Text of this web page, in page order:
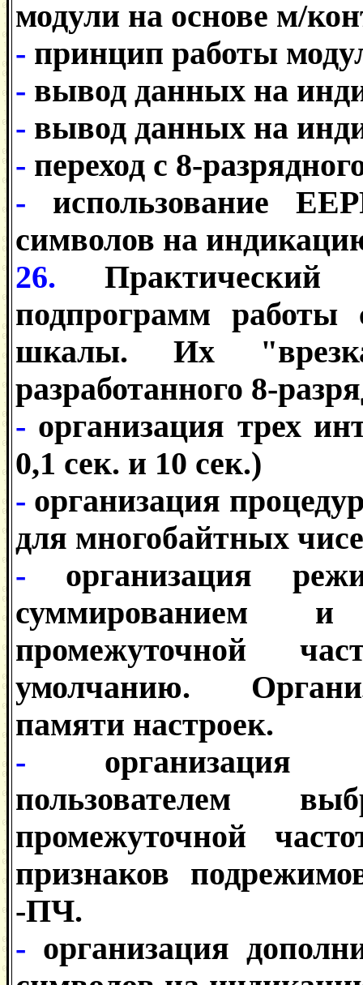
модули на основе м/
- принцип работы
- вывод данных на
- вывод данных на
- переход с 8-
- использование
символов на
26. Практический
подпрограмм
шкалы. Их
разработанного 8-
- организация трех
0,1 сек. и 10 сек.)
- организация
для многобайтных
- организация
суммированием
промежуточной
умолчанию.
памяти настроек.
- организация
пользователем
промежуточной
признаков
-ПЧ.
- организация